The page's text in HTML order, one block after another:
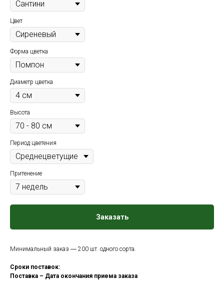
Цвет
Форма цветка
Диаметр цветка
Высота
Период цветения
Притенение
Заказать
Минимальный заказ ― 200 шт. одного сорта.
Сроки поставок:
Поставка – Дата окончания приема заказа